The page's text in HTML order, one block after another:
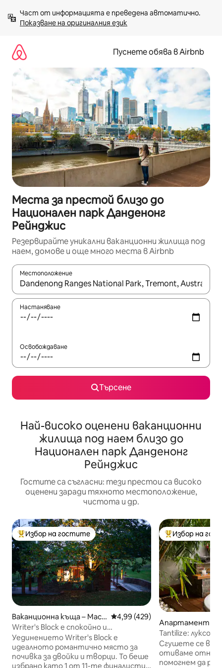
към
съдържанието
Показване на оригиналния език
Пуснете обява в Airbnb
Места за престой близо до
Национален парк Данденонг
Рейнджис
Резервирайте уникални ваканционни жилища под
наем, домове и още много места в Airbnb
Местоположение
Когато резултатите се покажат, използвайте
Настаняване
Освобождаване
Търсене
Най-високо оценени ваканционни
жилища под наем близо до
Национален парк Данденонг
Рейнджис
Гостите са съгласни: тези престои са високо
оценени заради тяхното местоположение,
чистота и др.
Най-популярен избор на гостите
Избор на гостите
Ваканционна къща – Maccl
esfield
Средна оценка: 4,99 от 5,
4,99 (429)
Writer's Block е спокойно и
романтично място за отдих
Уединението Writer's Block е
идеалното романтично място за
почивка за двойки и творци. То беше
избрано като 1 от 11-те финалисти
Най-популярен
Избор на
Апартамент –
тон
Tantilize:
уединение
Сгушете се в лукс! В
отиваме
помогнем да